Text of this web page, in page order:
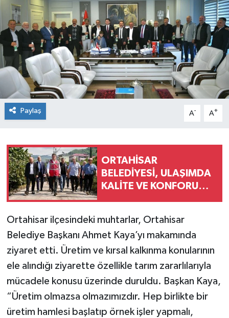
Paylaş A- A+
ORTAHİSAR
BELEDİYESİ, ULAŞIMDA
KALİTE VE KONFORU
Ortahisar ilçesindeki muhtarlar, Ortahisar
Belediye Başkanı Ahmet Kaya’yı makamında
ziyaret etti. Üretim ve kırsal kalkınma konularının
ele alındığı ziyarette özellikle tarım zararlılarıyla
mücadele konusu üzerinde duruldu. Başkan Kaya,
“Üretim olmazsa olmazımızdır. Hep birlikte bir
üretim hamlesi başlatıp örnek işler yapmalı,